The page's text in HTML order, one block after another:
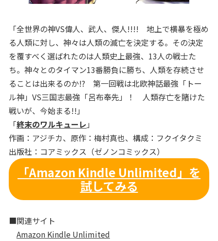
「全世界の神VS偉人、武人、傑人!!!! 地上で横暴を極め
る人類に対し、神々は人類の滅亡を決定する。その決定
を覆すべく選ばれたのは人類史上最強、13人の戦士た
ち。神々とのタイマン13番勝負に勝ち、人類を存続させ
ることは出来るのか!? 第一回戦は北欧神話最強「トー
ル神」VS三国志最強「呂布奉先」！ 人類存亡を賭けた
戦いが、今始まる!!」
「終末のワルキューレ 」
作画：アジチカ、原作：梅村真也、構成：フクイタクミ
出版社：コアミックス（ゼノンコミックス）
「Amazon Kindle Unlimited」を
試してみる
■関連サイト
Amazon Kindle Unlimited